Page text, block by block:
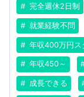
完全週休2日制
就業経験不問
年収400万円ス
年収450～
成長できる